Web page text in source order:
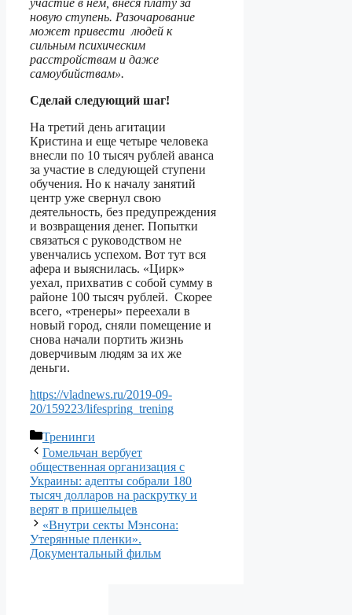
участие в нём, внеся плату за
новую ступень. Разочарование
может привести людей к
сильным психическим
расстройствам и даже
самоубийствам».
Сделай следующий шаг!
На третий день агитации
Кристина и еще четыре человека
внесли по 10 тысяч рублей аванса
за участие в следующей ступени
обучения. Но к началу занятий
центр уже свернул свою
деятельность, без предупреждения
и возвращения денег. Попытки
связаться с руководством не
увенчались успехом. Вот тут вся
афера и выяснилась. «Цирк»
уехал, прихватив с собой сумму в
районе 100 тысяч рублей. Скорее
всего, «тренеры» переехали в
новый город, сняли помещение и
снова начали портить жизнь
доверчивым людям за их же
деньги.
https://vladnews.ru/2019-09-
20/159223/lifespring_trening
Рубрики
Тренинги
Гомельчан вербует
общественная организация с
Украины: адепты собрали 180
тысяч долларов на раскрутку и
верят в пришельцев
«Внутри секты Мэнсона:
Утерянные пленки».
Документальный фильм